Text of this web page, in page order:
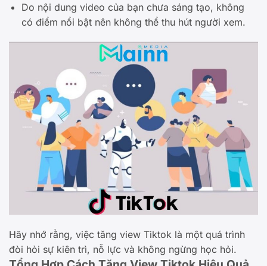
Do nội dung video của bạn chưa sáng tạo, không
có điểm nổi bật nên không thể thu hút người xem.
Hãy nhớ rằng, việc tăng view Tiktok là một quá trình
đòi hỏi sự kiên trì, nỗ lực và không ngừng học hỏi.